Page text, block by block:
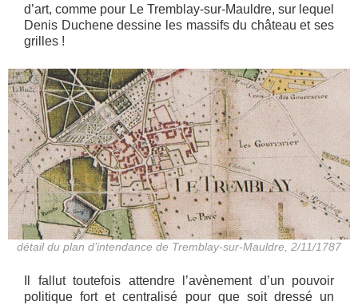
d’art, comme pour Le Tremblay-sur-Mauldre, sur lequel
Denis Duchene dessine les massifs du château et ses
grilles !
détail du plan d’intendance de Tremblay-sur-Mauldre, 2/11/1787
Il fallut toutefois attendre l’avènement d’un pouvoir
politique fort et centralisé pour que soit dressé un